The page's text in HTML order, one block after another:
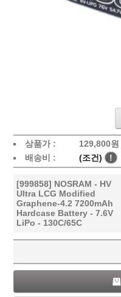
상품가 : 129,800원
배송비 : (조건) !
[999858] NOSRAM - HV
Ultra LCG Modified
Graphene-4.2 7200mAh
Hardcase Battery - 7.6V
LiPo - 130C/65C